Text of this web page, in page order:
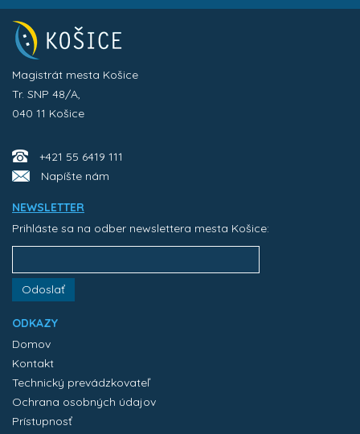
Magistrát mesta Košice
Tr. SNP 48/A,
040 11 Košice
+421 55 6419 111
Napíšte nám
NEWSLETTER
Prihláste sa na odber newslettera mesta Košice:
Odoslať
ODKAZY
Domov
Kontakt
Technický prevádzkovateľ
Ochrana osobných údajov
Prístupnosť